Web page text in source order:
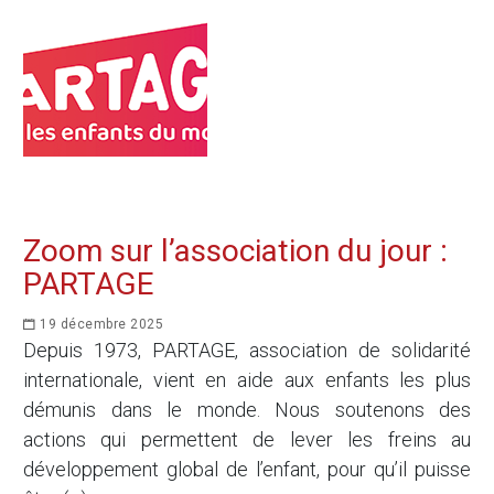
Zoom sur l’association du jour :
PARTAGE
19 décembre 2025
Depuis 1973, PARTAGE, association de solidarité
internationale, vient en aide aux enfants les plus
démunis dans le monde. Nous soutenons des
actions qui permettent de lever les freins au
développement global de l’enfant, pour qu’il puisse